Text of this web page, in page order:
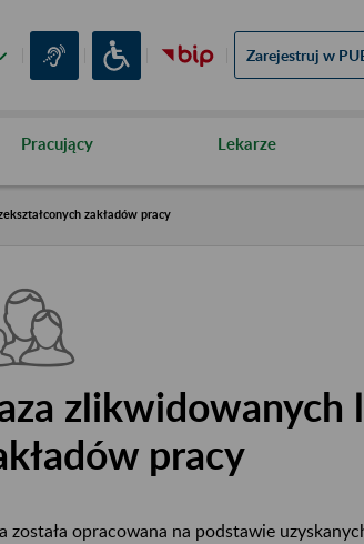
Zarejestruj w
Pracujący Lekarze
zakładów pracy
zlikwidowanych
pracy
została opracowana na podstawie